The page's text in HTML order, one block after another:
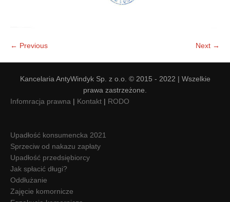
← Previous Next →
Kancelaria AntyWindyk Sp. z o.o. © 2015 - 2022 | Wszelkie
prawa zastrzeżone.
Infomracja prawna | Kontakt | RODO
Upadłość konsumencka 2021
Sprzeciw od nakazu zapłaty
Upadłość przedsiębiorcy
Jak spłacić długi?
Oddłużanie
Zajęcie komornicze